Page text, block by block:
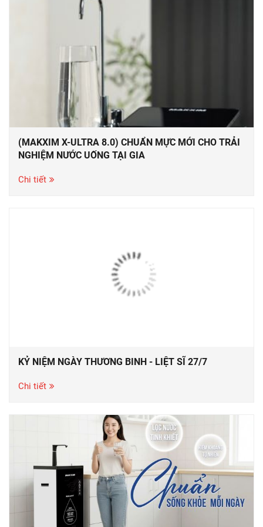
(MAKXIM X-ULTRA 8.0) CHUẨN MỰC MỚI CHO TRẢI
NGHIỆM NƯỚC UỐNG TẠI GIA
Chi tiết
KỶ NIỆM NGÀY THƯƠNG BINH - LIỆT SĨ 27/7
Chi tiết